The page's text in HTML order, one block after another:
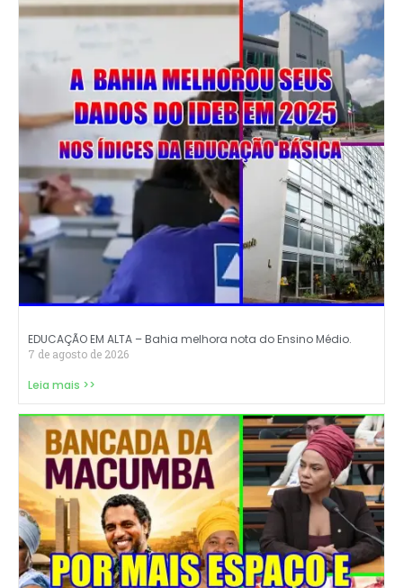
EDUCAÇÃO EM ALTA – Bahia melhora nota do Ensino Médio.
7 de agosto de 2026
Leia mais >>